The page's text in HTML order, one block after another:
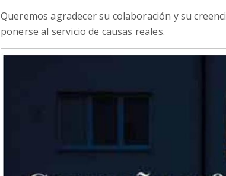
Queremos agradecer su colaboración y su
ponerse al servicio de causas reales.